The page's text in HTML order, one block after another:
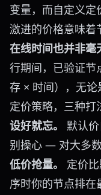
变量，而自定义
激进的价格意味着
在线时间也并非毫
行期间，已验证节
存 × 时间），无论
定价策略，三种打
设好就忘。
默认
别操心 — 对大多
低价抢量。
定价
序时你的节点排在